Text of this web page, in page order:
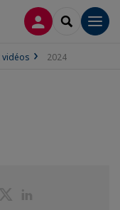
CONNEXION
vidéos 2024
PartagerPartager